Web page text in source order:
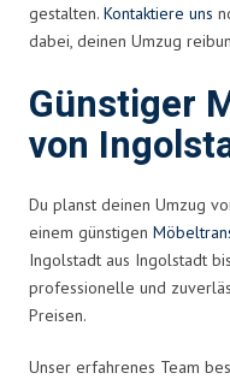
gestalten. Kontaktiere uns
dabei, deinen Umzug
Günstiger
von
Du planst deinen Umzug
einem günstigen
Ingolstadt aus Ingolstadt
professionelle und
Preisen.
Unser erfahrenes Team